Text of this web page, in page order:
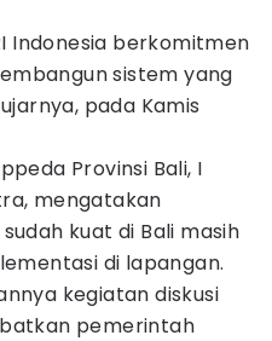
Indonesia berkomitmen
sistem yang
pada Kamis
Provinsi Bali, I
mengatakan
kuat di Bali masih
di lapangan.
kegiatan diskusi
pemerintah